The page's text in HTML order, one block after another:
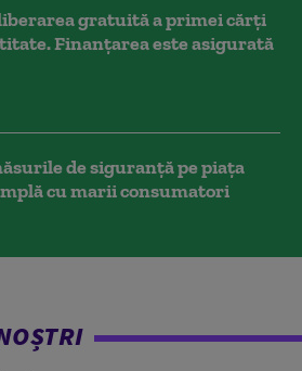
gratuită a primei cărţi
Finanțarea este asigurată
de siguranță pe piața
cu marii consumatori